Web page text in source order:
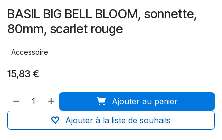
BASIL BIG BELL BLOOM, sonnette,
80mm, scarlet rouge
Accessoire
15,83 €
Ajouter au panier
Ajouter à la liste de souhaits